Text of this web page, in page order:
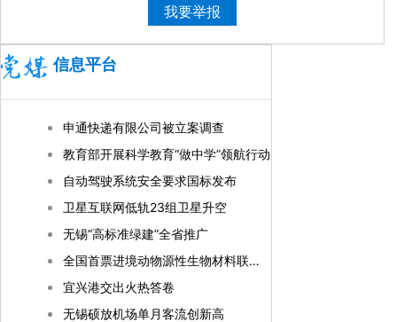
我要举报
信息平台
申通快递有限公司被立案调查
教育部开展科学教育“做中学”领航行动
自动驾驶系统安全要求国标发布
卫星互联网低轨23组卫星升空
无锡“高标准绿建”全省推广
全国首票进境动物源性生物材料联合监管试点在锡落地
宜兴港交出火热答卷
无锡硕放机场单月客流创新高